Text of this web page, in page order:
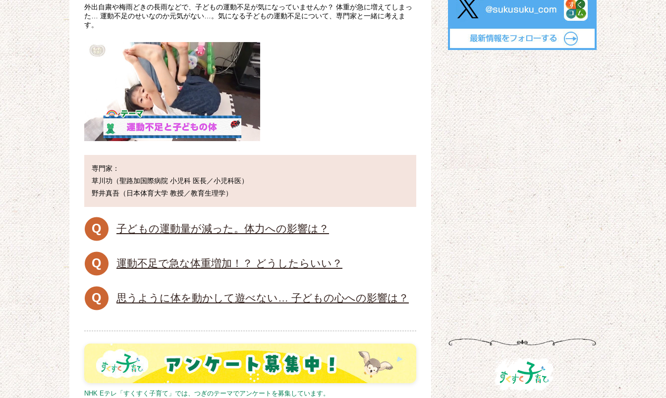
外出自粛や梅雨どきの長雨などで、子どもの運動不足が気になっていませんか？ 体重が急に増えてしまっ
た… 運動不足のせいなのか元気がない…。気になる子どもの運動不足について、専門家と一緒に考えま
す。
専門家：
草川功（聖路加国際病院 小児科 医長／小児科医）
子どもの運動量が減った。体力への影響は？
運動不足で急な体重増加！？ どうしたらいい？
思うように体を動かして遊べない… 子どもの心への影響は？
NHK Eテレ「すくすく子育て」では、つぎのテーマでアンケートを募集しています。